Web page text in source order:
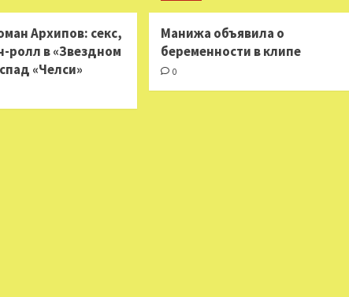
Архипов: секс,
ролл в «Звездном
«Челси»
Манижа объявила о
беременности в клипе
0